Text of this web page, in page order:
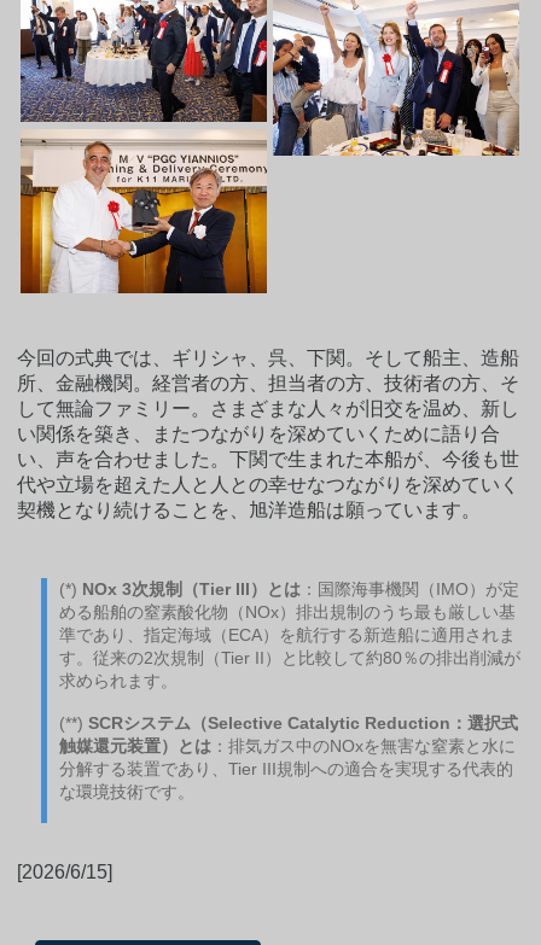
今回の式典では、ギリシャ、呉、下関。そして船主、造船
所、金融機関。経営者の方、担当者の方、技術者の方、そ
して無論ファミリー。さまざまな人々が旧交を温め、新し
い関係を築き、またつながりを深めていくために語り合
い、声を合わせました。下関で生まれた本船が、今後も世
代や立場を超えた人と人との幸せなつながりを深めていく
契機となり続けることを、旭洋造船は願っています。
(*) NOx 3次規制（Tier III）とは ：国際海事機関（IMO）が定
める船舶の窒素酸化物（NOx）排出規制のうち最も厳しい基
準であり、指定海域（ECA）を航行する新造船に適用されま
す。従来の2次規制（Tier II）と比較して約80％の排出削減が
求められます。
(**)SCRシステム（Selective Catalytic Reduction：選択式
触媒還元装置）とは ：排気ガス中のNOxを無害な窒素と水に
分解する装置であり、Tier III規制への適合を実現する代表的
な環境技術です。
[2026/6/15]